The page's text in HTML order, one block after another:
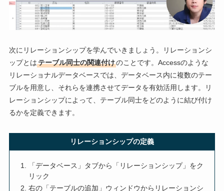
次にリレーションシップを学んでいきましょう。リレーションシ
ップとはテーブル同士の関連付けのことです。Accessのような
リレーショナルデータベースでは、データベース内に複数のテー
ブルを用意し、それらを連携させてデータを有効活用します。リ
レーションシップによって、テーブル同士をどのように結び付け
るかを定義できます。
リレーションシップの定義
「データベース」タブから「リレーションシップ」をク
リック
右の「テーブルの追加」ウィンドウからリレーションシ